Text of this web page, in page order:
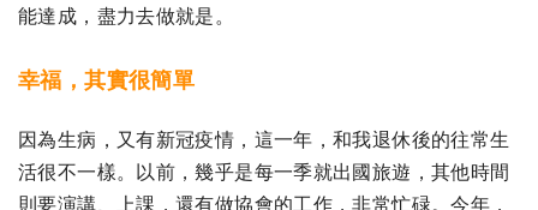
能達成，盡力去做就是。
幸福，其實很簡單
因為生病，又有新冠疫情，這一年，和我退休後的往常生
活很不一樣。以前，幾乎是每一季就出國旅遊，其他時間
則要演講、上課，還有做協會的工作，非常忙碌。今年，